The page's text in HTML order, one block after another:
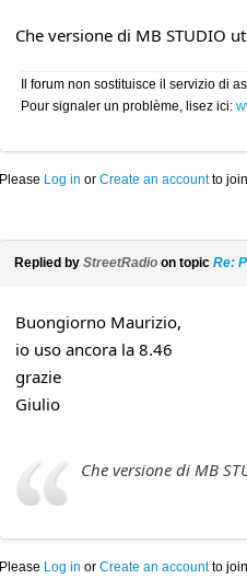
Che versione di MB STUDIO
Il forum non sostituisce il servizio di
Pour signaler un problème, lisez ici:
Please Log in or Create an accountto
Replied by StreetRadioon topic Re:
Buongiorno Maurizio,
io uso ancora la 8.46
grazie
Giulio
Che versione di MB
Please Log in or Create an accountto